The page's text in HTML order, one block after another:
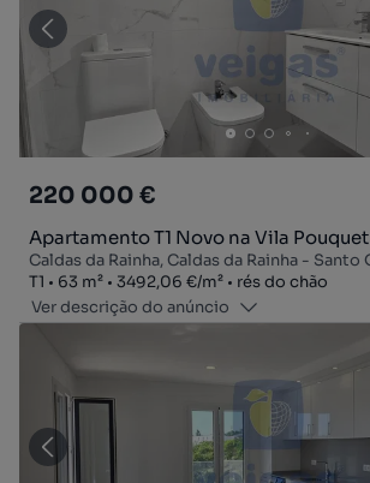
220 000 €
Apartamento T1 Novo na Vila Pouquet
Tipologia
T1
Zona63 m²
Preço por metro quadrado
3492,06 €/m²
Andar
rés do chão
Ver descrição do anúncio